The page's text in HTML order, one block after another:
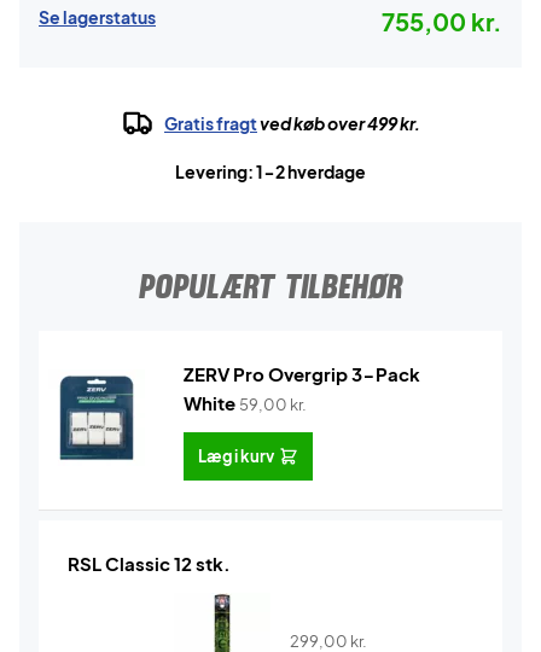
Se lagerstatus
755,00 kr.
Gratis fragtved køb over 499 kr.
Levering: 1-2 hverdage
POPULÆRT TILBEHØR
ZERV Pro Overgrip 3-Pack
White 59,00 kr.
Læg i kurv
RSL Classic 12 stk.
299,00 kr.